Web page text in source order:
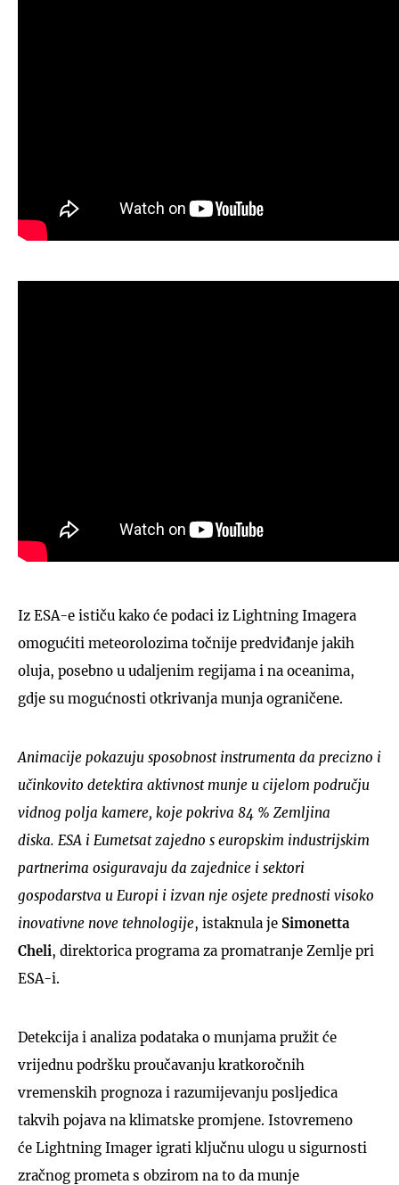
Iz ESA-e ističu kako će podaci iz Lightning Imagera
omogućiti meteorolozima točnije predviđanje jakih
oluja, posebno u udaljenim regijama i na oceanima,
gdje su mogućnosti otkrivanja munja ograničene.
Animacije pokazuju sposobnost instrumenta da precizno i
​​učinkovito detektira aktivnost munje u cijelom području
vidnog polja kamere, koje pokriva 84 % Zemljina
diska. ESA i Eumetsat zajedno s europskim industrijskim
partnerima osiguravaju da zajednice i sektori
gospodarstva u Europi i izvan nje osjete prednosti visoko
inovativne nove tehnologije, istaknula je Simonetta
Cheli, direktorica programa za promatranje Zemlje pri
ESA-i.
Detekcija i analiza podataka o munjama pružit će
vrijednu podršku proučavanju kratkoročnih
vremenskih prognoza i razumijevanju posljedica
takvih pojava na klimatske promjene. Istovremeno
će Lightning Imager igrati ključnu ulogu u sigurnosti
zračnog prometa s obzirom na to da munje